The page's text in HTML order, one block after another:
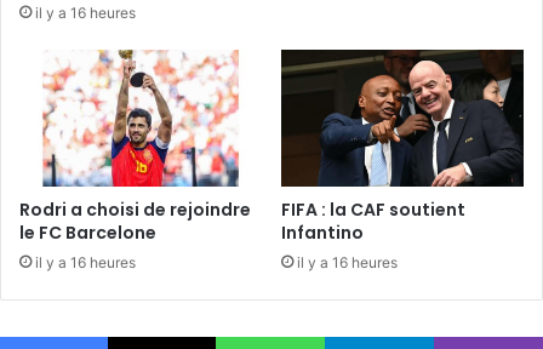
il y a 16 heures
Rodri a choisi de rejoindre
le FC Barcelone
il y a 16 heures
FIFA : la CAF soutient
Infantino
il y a 16 heures